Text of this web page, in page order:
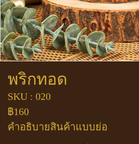
พริกทอด
SKU : 020
฿160
คำอธิบายสินค้าแบบย่อ